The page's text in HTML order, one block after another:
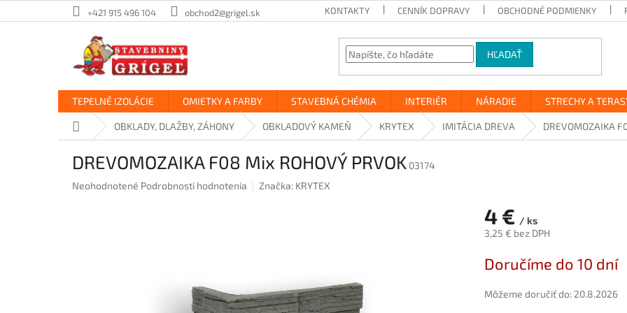
na
+421 915 496 104 obchod2@grigel.sk KONTAKTY CENNÍK DOPRAVY OBCHODNÉ PODMIENKY
HĽADAŤ
TEPELNÉ IZOLÁCIE OMIETKY A FARBY STAVEBNÁ CHÉMIA INTERIÉR NÁRADIE STRECHY A
DomovOBKLADY, DLAŽBY, ZÁHONY OBKLADOVÝ KAMEŇ KRYTEX IMITÁCIA DREVA DREVOMOZAIKA
DREVOMOZAIKA F08 Mix ROHOVÝ PRVOK 03174
Priemerné
Neohodnotené Podrobnosti hodnotenia Značka: KRYTEX
4 € / ks
3,25 € bez DPH
cena:
Doručíme do 10 dní
Môžeme doručiť do:20.8.2026